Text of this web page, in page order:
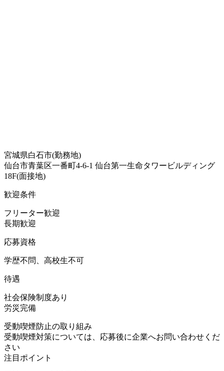
宮城県白石市(勤務地)
仙台市青葉区一番町4-6-1 仙台第一生命タワービルディング
18F(面接地)
歓迎条件
フリーター歓迎
長期歓迎
応募資格
学歴不問、高校生不可
待遇
社会保険制度あり
労災完備
受動喫煙防止の取り組み
受動喫煙対策については、応募後に企業へお問い合わせくだ
さい
注目ポイント